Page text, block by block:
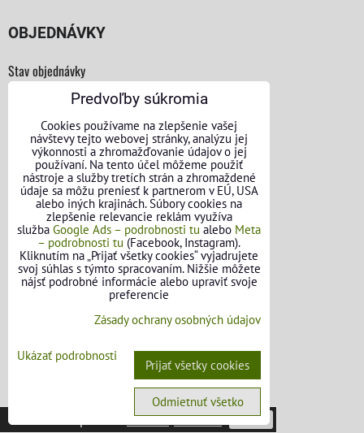
OBJEDNÁVKY
Stav objednávky
KONTAKTNÉ ÚDAJE
O nás
Predvoľby súkromia
Cookies používame na zlepšenie vašej
návštevy tejto webovej stránky, analýzu jej
výkonnosti a zhromažďovanie údajov o jej
používaní. Na tento účel môžeme použiť
nástroje a služby tretích strán a zhromaždené
údaje sa môžu preniesť k partnerom v EÚ, USA
alebo iných krajinách. Súbory cookies na
zlepšenie relevancie reklám využíva
služba Google Ads – podrobnosti tu alebo Meta
– podrobnosti tu (Facebook, Instagram).
Kliknutím na „Prijať všetky cookies“ vyjadrujete
svoj súhlas s týmto spracovaním. Nižšie môžete
nájsť podrobné informácie alebo upraviť svoje
preferencie
Zásady ochrany osobných údajov
Ukázať podrobnosti
Prijať všetky cookies
Odmietnuť všetko
Táto stránka používa cookies.Viac info Potvrdiť